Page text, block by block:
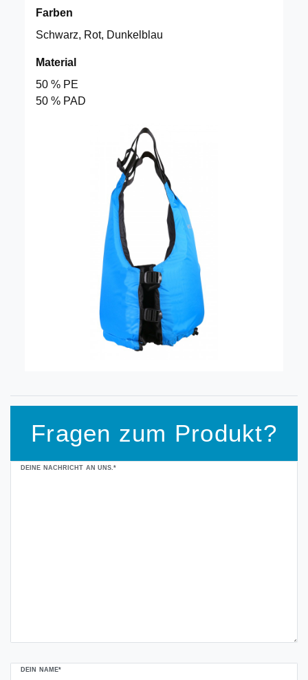
Farben
Schwarz, Rot, Dunkelblau
Material
50 % PE
50 % PAD
Fragen zum Produkt?
DEINE NACHRICHT AN UNS.*
DEIN NAME*
Ceres::Template.mailFormHoneypotLabel